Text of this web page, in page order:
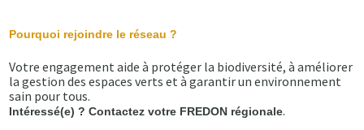
Pourquoi rejoindre le réseau ?
Votre engagement aide à protéger la biodiversité, à améliorer
la gestion des espaces verts et à garantir un environnement
sain pour tous.
Intéressé(e) ? Contactez votre FREDON régionale.